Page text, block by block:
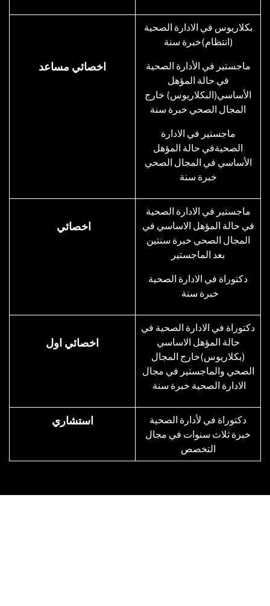
بكلاريوس في الادارة الصحية
(انتظام)خبرة سنة
ماجستير في الأدارة الصحية
في حالة المؤهل
الأساسي(البكلاريوس) خارج
المجال الصحي خبرة سنة
ماجستير في الادارة
الصحيةفي حالة المؤهل
الأساسي في المجال الصحي
خبرة سنة
اخصائي مساعد
ماجستير في الادارة الصحية
في حالة المؤهل الاساسي في
المجال الصحي خبرة سنتين
بعد الماجستير
دكتوراة في الادارة الصحية
خبرة سنة
اخصائي
دكتوراة في الادارة الصحية في
حالة المؤهل الاساسي
(بكلاريوس)خارج المجال
الصحي والماجستير في مجال
الادارة الصحية خبرة سنة
اخصائي اول
دكتوراة في لأدارة الصحية
خبرة ثلاث سنوات في مجال
التخصص
استشاري